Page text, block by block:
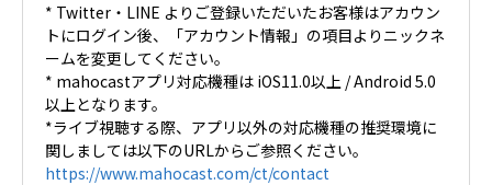
* Twitter・LINE よりご登録いただいたお客様はアカウン
トにログイン後、「アカウント情報」の項目よりニックネ
ームを変更してください。
* mahocastアプリ対応機種は iOS11.0以上 / Android 5.0
以上となります。
*ライブ視聴する際、アプリ以外の対応機種の推奨環境に
関しましては以下のURLからご参照ください。
https://www.mahocast.com/ct/contact